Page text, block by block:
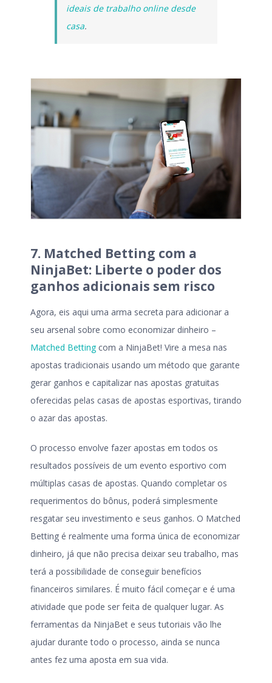
ideais de trabalho online desde
casa.
7. Matched Betting com a
NinjaBet: Liberte o poder dos
ganhos adicionais sem risco
Agora, eis aqui uma arma secreta para adicionar a
seu arsenal sobre como economizar dinheiro –
Matched Bettingcom a NinjaBet! Vire a mesa nas
apostas tradicionais usando um método que garante
gerar ganhos e capitalizar nas apostas gratuitas
oferecidas pelas casas de apostas esportivas, tirando
o azar das apostas.
O processo envolve fazer apostas em todos os
resultados possíveis de um evento esportivo com
múltiplas casas de apostas. Quando completar os
requerimentos do bônus, poderá simplesmente
resgatar seu investimento e seus ganhos. O Matched
Betting é realmente uma forma única de economizar
dinheiro, já que não precisa deixar seu trabalho, mas
terá a possibilidade de conseguir benefícios
financeiros similares. É muito fácil começar e é uma
atividade que pode ser feita de qualquer lugar. As
ferramentas da NinjaBet e seus tutoriais vão lhe
ajudar durante todo o processo, ainda se nunca
antes fez uma aposta em sua vida.